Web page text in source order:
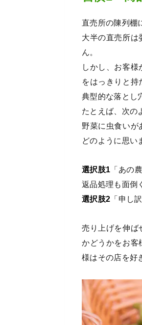
直売所の陳列棚
大半の直売所は
ん。
しかし、お客
をはっきりと持
典型的な落とし
たとえば、次の
野菜に虫食いが
どのように思い
選択肢1 「あの
返品処理も面倒
選択肢2 「申し
売り上げを伸ば
かどうかをお客
様はその店を好